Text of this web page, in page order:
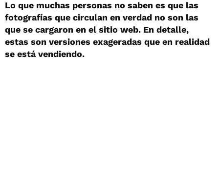
Lo que muchas personas no saben es que las
fotografías que circulan en verdad no son las
que se cargaron en el sitio web. En detalle,
estas son versiones exageradas que en realidad
se está vendiendo.